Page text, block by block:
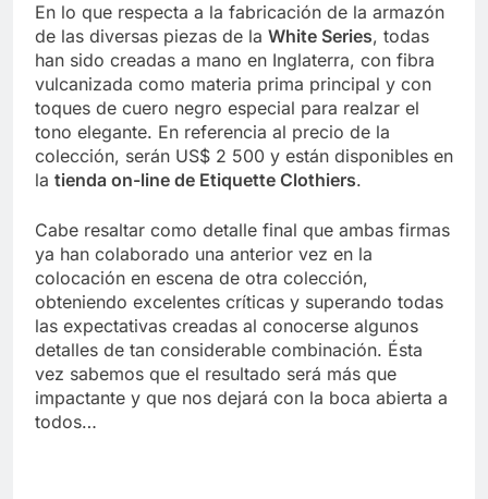
En lo que respecta a la fabricación de la armazón
de las diversas piezas de la White Series, todas
han sido creadas a mano en Inglaterra, con fibra
vulcanizada como materia prima principal y con
toques de cuero negro especial para realzar el
tono elegante. En referencia al precio de la
colección, serán US$ 2 500 y están disponibles en
la tienda on-line de Etiquette Clothiers.
Cabe resaltar como detalle final que ambas firmas
ya han colaborado una anterior vez en la
colocación en escena de otra colección,
obteniendo excelentes críticas y superando todas
las expectativas creadas al conocerse algunos
detalles de tan considerable combinación. Ésta
vez sabemos que el resultado será más que
impactante y que nos dejará con la boca abierta a
todos…